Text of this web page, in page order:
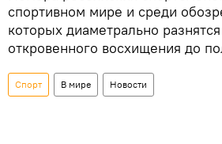
спортивном мире и среди
которых диаметрально
откровенного восхищения до
Спорт В мире Новости